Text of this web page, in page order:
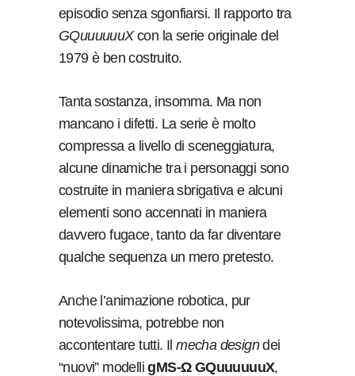
episodio senza sgonfiarsi. Il rapporto tra
GQuuuuuuXcon la serie originale del
1979 è ben costruito.
Tanta sostanza, insomma. Ma non
mancano i difetti. La serie è molto
compressa a livello di sceneggiatura,
alcune dinamiche tra i personaggi sono
costruite in maniera sbrigativa e alcuni
elementi sono accennati in maniera
davvero fugace, tanto da far diventare
qualche sequenza un mero pretesto.
Anche l’animazione robotica, pur
notevolissima, potrebbe non
accontentare tutti. Ilmecha designdei
“nuovi” modelligMS-Ω GQuuuuuuX,